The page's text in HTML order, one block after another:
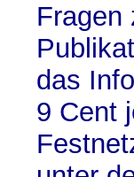
Fragen
das
9 Cent